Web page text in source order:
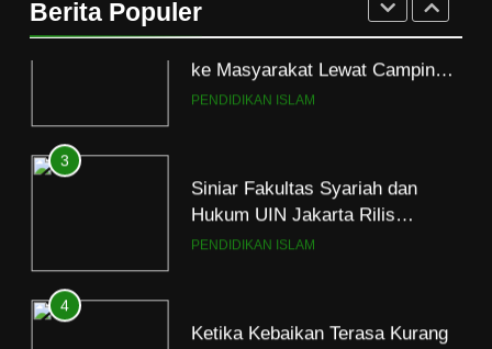
Berita PopulerDakwah Ramadan
PENDIDIKAN ISLAM
Siniar Fakultas Syariah dan
Ramadan
Ketika Kebaikan Terasa Kurang